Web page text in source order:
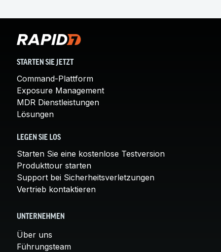
STARTEN SIE JETZT
Command-Plattform
Exposure Management
MDR Dienstleistungen
Lösungen
LEGEN SIE LOS
Starten Sie eine kostenlose Testversion
Produkttour starten
Support bei Sicherheitsverletzungen
Vertrieb kontaktieren
UNTERNEHMEN
Über uns
Führungsteam